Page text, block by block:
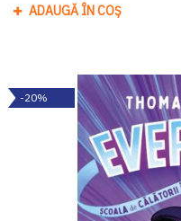
ADAUGĂ ÎN COȘ
-20%